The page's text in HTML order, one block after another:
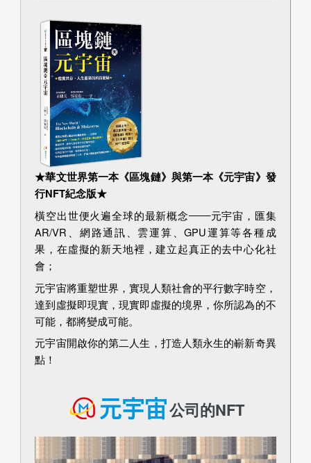
★華文世界第一本《區塊鏈》與第一本《元宇宙》發
行NFT紀念版★
橫空出世便火遍全球的最新概念
元宇宙，匯集
AR/VR、網路通訊、雲運算、GPU運算等各種成
果，在虛擬的新天地裡，建立起真正的去中心化社
會；
元宇宙將重塑世界，實現人類社會的平行數字時空，
達到虛擬即現實，現實即虛擬的境界，你所認為的不
可能，都將變成可能。
元宇宙開啟你的第二人生，打造人類永生的嶄新奇異
點！
公司的NFT